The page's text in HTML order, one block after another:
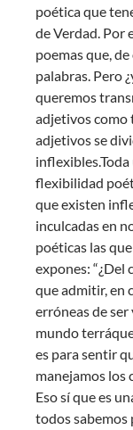
poética que
de Verdad. Por
poemas que,
palabras. Pero
queremos
adjetivos como
adjetivos se
flexibilidad
que existen
inculcadas en
poéticas las
expones: “¿Del
que admitir, en
erróneas de
mundo
es para sentir
manejamos los
Eso sí que es
todos sabemos